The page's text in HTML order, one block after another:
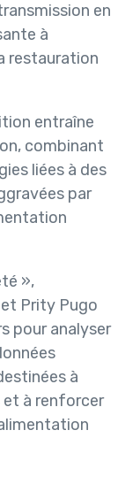
en
à
restauration
entraîne
combinant
liées à des
par
»,
Prity Pugo
pour analyser
à
et à renforcer